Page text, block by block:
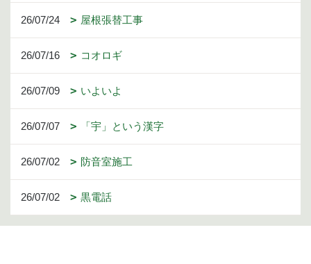
26/07/24 屋根張替工事
26/07/16 コオロギ
26/07/09 いよいよ
26/07/07 「宇」という漢字
26/07/02 防音室施工
26/07/02 黒電話